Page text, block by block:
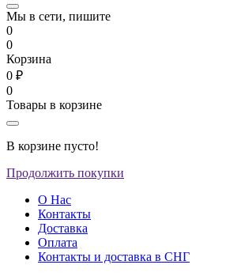
Мы в сети, пишите
0
0
Корзина
0 ₽
0
Товары в корзине
В корзине пусто!
Продолжить покупки
О Нас
Контакты
Доставка
Оплата
Контакты и доставка в СНГ